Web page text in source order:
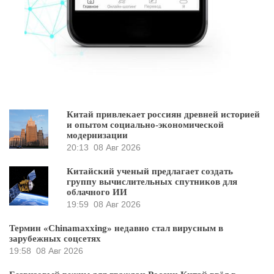
Китай привлекает россиян древней историей
и опытом социально-экономической
модернизации
20:13 08 Авг 2026
Китайский ученый предлагает создать
группу вычислительных спутников для
облачного ИИ
19:59 08 Авг 2026
Термин «Chinamaxxing» недавно стал вирусным в
зарубежных соцсетях
19:58 08 Авг 2026